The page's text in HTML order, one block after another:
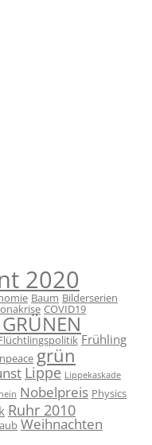
2020
Baum Bilderserien
COVID19
Frühling
grün
Lippe Lippekaskade
Nobelpreis Physics
Ruhr 2010
Weihnachten